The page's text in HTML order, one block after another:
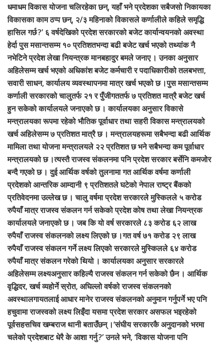
धमाधम विकास योजना चलिरहेका छन्, यहाँ भने प्रदेशका सबैजसो निकायका
विकासका काम ठप्प छन्, २/३ महिनाको विकासले कर्णालीले कहिले समृद्धि
हासिल गर्छ ?’ ६ वर्षदेखिको प्रदेश सरकारको बजेट कार्यान्वयनको अवस्था
हेर्दा पुस मसान्तसम्म १० प्रतिशतभन्दा बढी बजेट खर्च भएको तथ्यांक नै
नभेटिने प्रदेश लेखा नियन्त्रक मानबहादुर बमले जनाए । उनका अनुसार
अहिलेसम्म खर्च भएको अधिकांश बजेट कर्मचारी र पदाधिकारीको तलबभत्ता,
सवारी साधन, कार्यालय व्यवस्थापनमा मात्र खर्च भएको छ ।पुस मसान्तसम्म
कर्णाली सरकारको चालुतर्फ २१ र पुँजीगततर्फ ७ प्रतिशत मात्रै बजेट खर्च
हुन सकेको कार्यालयले जनाएको छ । कार्यालयका अनुसार विकासे
मन्त्रालयका रूपमा रहेको भौतिक पूर्वाधार तथा सहरी विकास मन्त्रालयको
खर्च अहिलेसम्म ७ प्रतिशत मात्रै छ । मन्त्रालयहरूमा सबैभन्दा बढी आर्थिक
मामिला तथा योजना मन्त्रालयले २२ प्रतिशत छ भने सबैभन्दा कम पूर्वाधार
मन्त्रालयको छ ।त्यस्तै राजस्व संकलनमा पनि प्रदेश सरकार बर्सेनि कमजोर
बन्दै गएको छ । दुई आर्थिक वर्षको तुलनामा गत आर्थिक वर्षमा कर्णाली
प्रदेशको आन्तरिक आम्दानी ९ प्रतिशतले घटेको नेपाल राष्ट्र बैंकको
प्रतिवेदनमा उल्लेख छ । चालु वर्षमा प्रदेश सरकारले मुस्किलले ५ करोड
रुपैयाँ मात्र राजस्व संकलन गर्न सकेको प्रदेश कोष तथा लेखा नियन्त्रक
कार्यालयले जनाएको छ । जब कि यो वर्ष सरकारले ८३ करोड ६२ लाख
रुपैयाँ राजस्व संकलनको लक्ष्य लिएको छ ।गत वर्ष ७१ करोड २९ लाख
रुपैयाँ राजस्व संकलन गर्ने लक्ष्य लिएको सरकारले मुस्किलले ६४ करोड
रुपैयाँ मात्र संकलन गरेको थियो । कार्यालयका अनुसार सरकारले
अहिलेसम्म लक्ष्यअनुसार कहिल्यै राजस्व संकलन गर्न सकेको छैन । आर्थिक
वृद्धिदर, खर्च व्यहोर्ने स्रोत, अघिल्लो वर्षको राजस्व संकलनको
अवस्थालगायतलाई आधार मानेर राजस्व संकलनको अनुमान गर्नुपर्ने भए पनि
हचुवामा राजस्वको लक्ष्य लिइँदा यसमा प्रदेश सरकार असफल भइरहेको
पूर्वसहसचिव खम्बराज थानी बताउँछन् ।‘संघीय सरकारकै अनुदानको भरमा
चलेको प्रदेशबाट धेरै के आशा गर्नु ?’ उनले भने, ‘विकास योजना पनि